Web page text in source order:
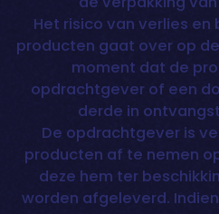
Het risico van verlies
producten gaat over op
moment dat de
opdrachtgever of een
derde in
De opdrachtgever is
producten af te nemen
deze hem ter
worden afgeleverd.